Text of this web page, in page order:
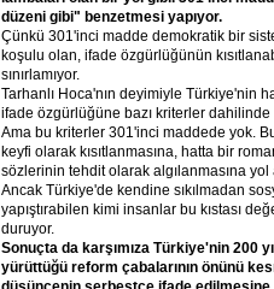
düzeni gibi" benzetmesi yapıyor.
Çünkü 301'inci madde demokratik bir
koşulu olan, ifade özgürlüğünün
sınırlamıyor.
Tarhanlı Hoca'nın deyimiyle Türkiye'nin
ifade özgürlüğüne bazı kriterler dahilinde
Ama bu kriterler 301'inci maddede yok.
keyfi olarak kısıtlanmasına, hatta bir
sözlerinin tehdit olarak algılanmasına yol
Ancak Türkiye'de kendine sıkılmadan
yapıştırabilen kimi insanlar bu kıstası
duruyor.
Sonuçta da karşımıza Türkiye'nin 200
yürüttüğü reform çabalarının önünü